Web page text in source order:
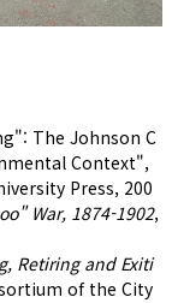
The Johnson C
Context",
Press, 200
War, 1874-1902,
Retiring and Exiti
of the City